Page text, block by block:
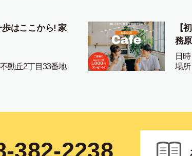
はここから! 家
動丘2丁目33番地
【
務
日
場
382-2238